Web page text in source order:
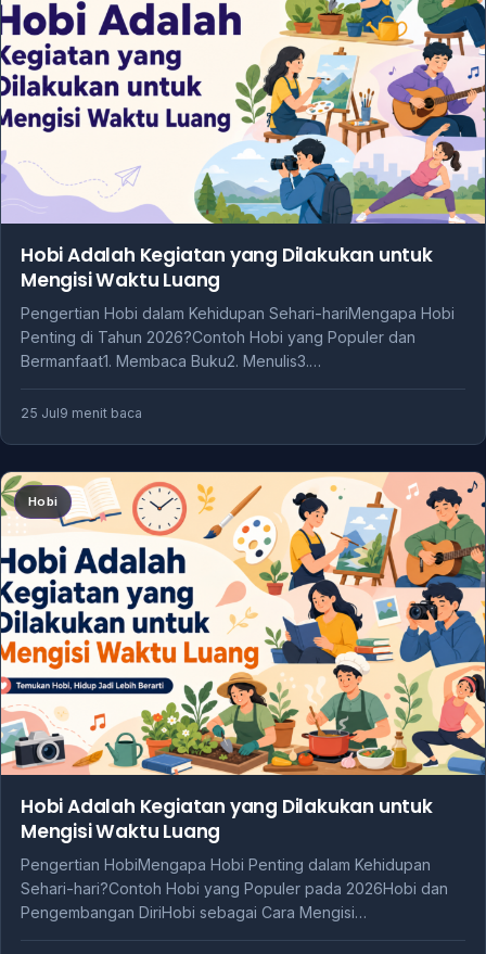
Hobi Adalah Kegiatan yang Dilakukan untuk
Mengisi Waktu Luang
Pengertian Hobi dalam Kehidupan Sehari-hariMengapa Hobi
Penting di Tahun 2026?Contoh Hobi yang Populer dan
Bermanfaat1. Membaca Buku2. Menulis3.…
25 Jul9 menit baca
Hobi
Hobi Adalah Kegiatan yang Dilakukan untuk
Mengisi Waktu Luang
Pengertian HobiMengapa Hobi Penting dalam Kehidupan
Sehari-hari?Contoh Hobi yang Populer pada 2026Hobi dan
Pengembangan DiriHobi sebagai Cara Mengisi…